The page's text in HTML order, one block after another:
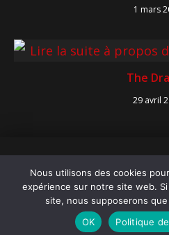
1 mars
The
29 avril
Mentions
Politique de
Nous utilisons des cookies
expérience sur notre site web.
site, nous supposerons
OK
Politique